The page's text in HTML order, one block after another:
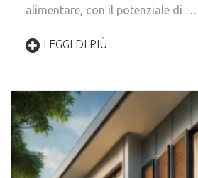
alimentare, con il potenziale di …
LEGGI DI PIÙ